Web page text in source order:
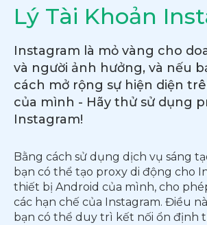
Lý Tài Khoản
Instagram là mỏ vàng cho
và người ảnh hưởng, và nếu
cách mở rộng sự hiện diện
của mình - Hãy thử sử dụng
Instagram!
Bằng cách sử dụng dịch vụ sáng
bạn có thể tạo proxy di động cho
thiết bị Android của mình, cho
các hạn chế của Instagram. Điều
bạn có thể duy trì kết nối ổn định